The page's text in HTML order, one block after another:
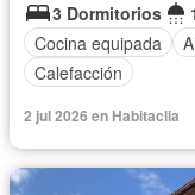
3 Dormitorios
Cocina equipada
Calefacción
2 jul 2026 en Habitaclia